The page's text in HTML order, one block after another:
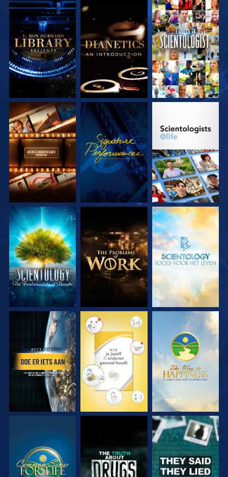
VERKEN DE SERIE VERKEN DE SERIE KIJK
VERKEN DE SERIE KIJK VERKEN DE SERIE
VERKEN DE SERIE VERKEN DE SERIE VERKEN DE SERIE
KIJK KIJK KIJK
KIJK KIJK KIJK